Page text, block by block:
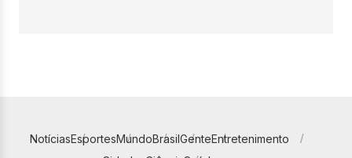
NotíciasEsportesMundoBrasilGenteEntretenimento